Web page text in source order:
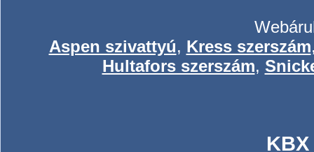
Aspen szivattyú, Kress szerszám
Hultafors szerszám,